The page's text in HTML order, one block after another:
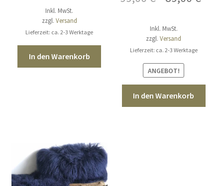
Inkl. MwSt.
zzgl. Versand
Lieferzeit: ca. 2-3 Werktage
In den Warenkorb
war:
99,00 €
Inkl. MwSt.
zzgl.Versand
Lieferzeit: ca. 2-3 Werktage
ANGEBOT!
In den Warenkorb